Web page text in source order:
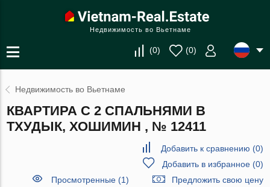
Недвижимость во Вьетнаме
(0) (0)
Недвижимость во Вьетнаме
КВАРТИРА С 2 СПАЛЬНЯМИ В
ТХУДЫК, ХОШИМИН , № 12411
Добавить к сравнению (0)
Добавить в избранное(0)
Просмотренные (1)
Предложить свою цену